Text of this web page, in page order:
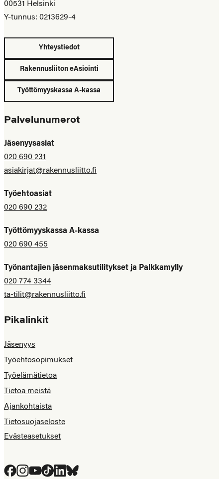
00531 Helsinki
Y-tunnus: 0213629-4
Yhteystiedot
Rakennusliiton eAsiointi
Työttömyyskassa A-kassa
Palvelunumerot
Jäsenyysasiat
020 690 231
asiakirjat@rakennusliitto.fi
Työehtoasiat
020 690 232
Työttömyyskassa A-kassa
020 690 455
Työnantajien jäsenmaksutilitykset ja Palkkamylly
020 774 3344
ta-tilit@rakennusliitto.fi
Pikalinkit
Jäsenyys
Työehtosopimukset
Työelämätietoa
Tietoa meistä
Ajankohtaista
Tietosuojaseloste
Evästeasetukset
Facebook
Instagram
YouTube
TiktokLinkedIn
Bluesky